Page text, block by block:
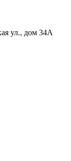
ул., дом 34А